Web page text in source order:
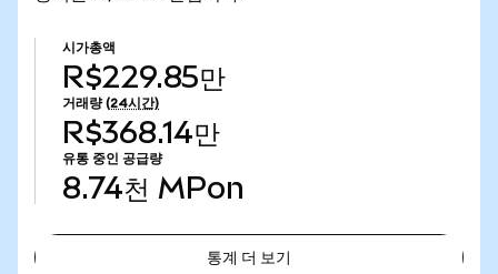
시가총액
R$229.85만
거래량 (24시간)
R$368.14만
유통 중인 공급량
8.74천 MPon
통계 더 보기